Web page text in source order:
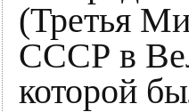
(Третья
СССР в
которой